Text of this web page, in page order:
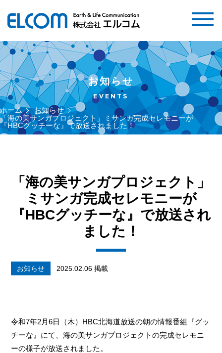
お知らせ
EVENTS
ホーム
お知らせ
「海の美サンガプロジェクト」ミサンガ完成セレモニーが
『HBCグッチーな』で放送されました！
「海の美サンガプロジェクト」
ミサンガ完成セレモニーが
『HBCグッチーな』で放送され
ました！
お知らせ 2025.02.06 掲載
令和7年2月6日（木）HBC北海道放送の朝の情報番組『グッ
チーな』にて、海の美サンガプロジェクトの完成セレモニ
ーの様子が放送されました。